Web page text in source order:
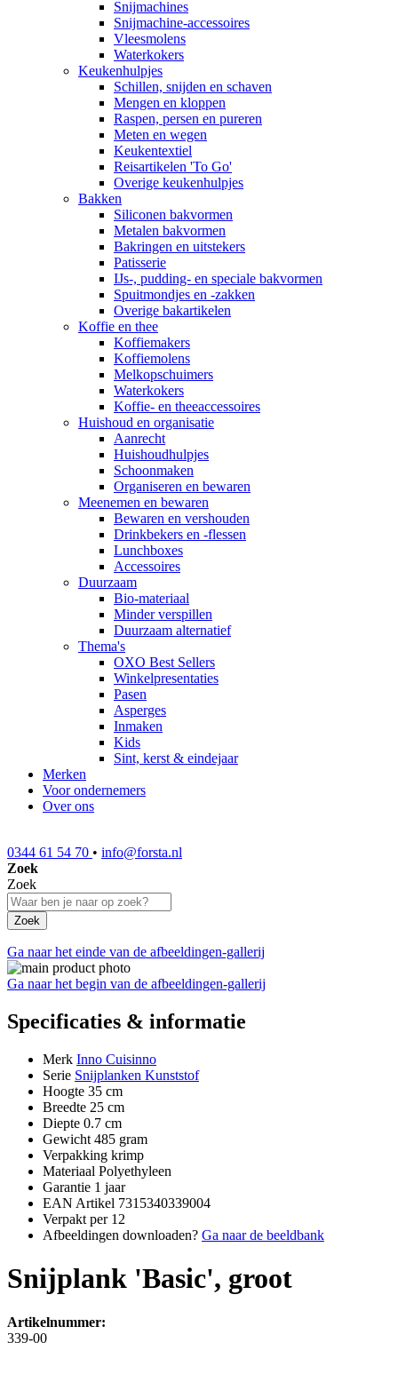
Snijmachines
Snijmachine-accessoires
Vleesmolens
Waterkokers
Keukenhulpjes
Schillen, snijden en schaven
Mengen en kloppen
Raspen, persen en pureren
Meten en wegen
Keukentextiel
Reisartikelen 'To Go'
Overige keukenhulpjes
Bakken
Siliconen bakvormen
Metalen bakvormen
Bakringen en uitstekers
Patisserie
IJs-, pudding- en speciale bakvormen
Spuitmondjes en -zakken
Overige bakartikelen
Koffie en thee
Koffiemakers
Koffiemolens
Melkopschuimers
Waterkokers
Koffie- en theeaccessoires
Huishoud en organisatie
Aanrecht
Huishoudhulpjes
Schoonmaken
Organiseren en bewaren
Meenemen en bewaren
Bewaren en vershouden
Drinkbekers en -flessen
Lunchboxes
Accessoires
Duurzaam
Bio-materiaal
Minder verspillen
Duurzaam alternatief
Thema's
OXO Best Sellers
Winkelpresentaties
Pasen
Asperges
Inmaken
Kids
Sint, kerst & eindejaar
Merken
Voor ondernemers
Over ons
0344 61 54 70 • info@forsta.nl
Zoek
Zoek
Zoek
Ga naar het einde van de afbeeldingen-gallerij
Ga naar het begin van de afbeeldingen-gallerij
Specificaties & informatie
Merk Inno Cuisinno
Serie Snijplanken Kunststof
Hoogte 35 cm
Breedte 25 cm
Diepte 0.7 cm
Gewicht 485 gram
Verpakking krimp
Materiaal Polyethyleen
Garantie 1 jaar
EAN Artikel 7315340339004
Verpakt per 12
Afbeeldingen downloaden? Ga naar de beeldbank
Snijplank 'Basic', groot
Artikelnummer:
339-00